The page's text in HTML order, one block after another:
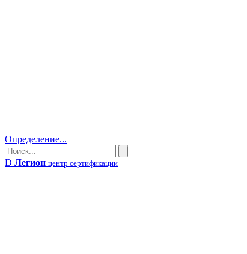
Определение...
Поиск
Поиск
D Легион центр сертификации